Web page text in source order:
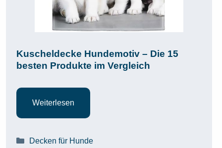
Kuscheldecke Hundemotiv – Die 15
besten Produkte im Vergleich
Weiterlesen
Kategorien
Decken für Hunde